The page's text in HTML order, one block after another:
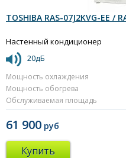
TOSHIBA RAS-07J2KVG-EE /
Настенный кондиционер
20дБ
Мощность охлаждения
Мощность обогрева
Обслуживаемая площадь
61 900 руб
Купить